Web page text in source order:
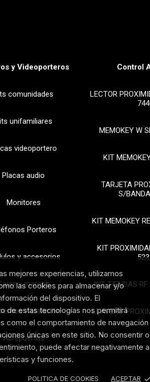
mejores experiencias, utilizamos
las cookies para almacenar y/o
del dispositivo. El
de estas tecnologías nos permitirá
como el comportamiento de navegación
únicas en este sitio. No consentir o
puede afectar negativamente a
y funciones.
POLITICA DE COOKIES ACEPTAR
y Videoporteros
comunidades
unifamiliares
videoportero
Placas audio
Monitores
Porteros
y accesorios
y marcos
instalación
Abrepuertas
Control
LECTOR
MEMOKEY W
KIT
TARJETA
S/
KIT MEMOKEY
KIT
KIT TIENDAS
LLAVERO